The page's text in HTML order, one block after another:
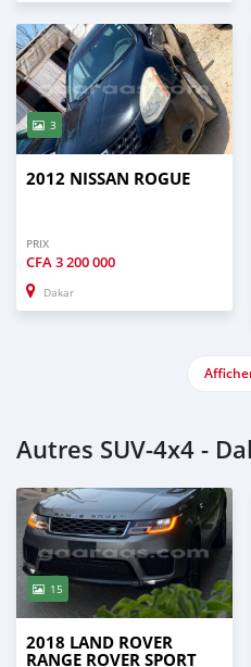
3
2012 NISSAN ROGUE
PRIX
CFA3 200 000
Dakar
Autres SUV‒4x4 -
15
2018 LAND ROVER
RANGE ROVER SPORT